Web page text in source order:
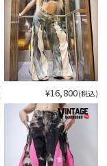
¥16,800(税込)